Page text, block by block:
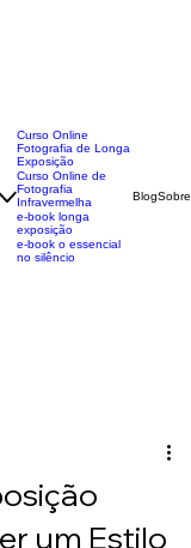
Curso Online
Fotografia de Longa
Exposição
Curso Online de
Fotografia
Infravermelha
e-book longa
exposição